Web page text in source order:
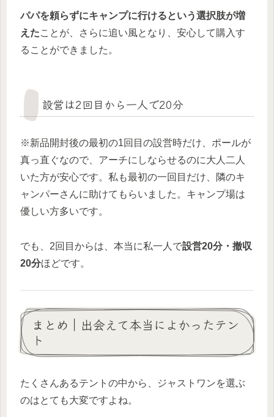
パパを頼らずにキャンプに行けるという選択肢が増
えたことが、さらに追い風となり、安心して購入す
ることができました。
設営は2回目から一人で20分
※新品開封後の最初の1回目の設営時だけ、ポールが
真っ直ぐなので、アーチにしならせるのに大人二人
いた方が安心です。私も最初の一回目だけ、隣のキ
ャンパーさんに助けてもらいました。キャンプ場は
優しい方多いです。
でも、2回目からは、本当に私一人で設営20分・撤収
20分ほどです。
まとめ｜出会えて本当によかったテン
ト
たくさんあるテントの中から、ジャストワンを選ぶ
のはとても大変ですよね。